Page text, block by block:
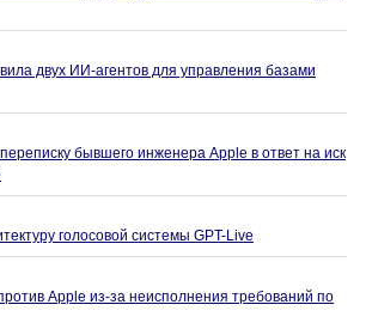
двух ИИ-агентов для управления базами
бывшего инженера Apple в ответ на иск
голосовой системы GPT-Live
Apple из-за неисполнения требований по